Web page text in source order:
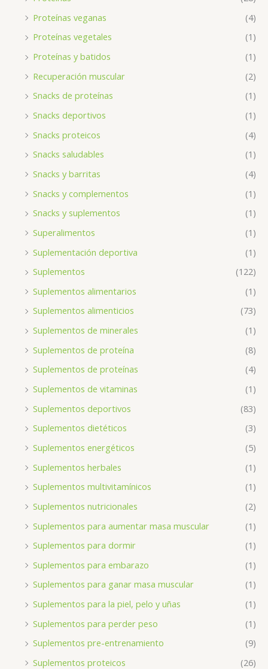
Proteínas veganas
(4)
Proteínas vegetales
(1)
Proteínas y batidos
(1)
Recuperación muscular
(2)
Snacks de proteínas
(1)
Snacks deportivos
(1)
Snacks proteicos
(4)
Snacks saludables
(1)
Snacks y barritas
(4)
Snacks y complementos
(1)
Snacks y suplementos
(1)
Superalimentos
(1)
Suplementación deportiva
(1)
Suplementos
(122)
Suplementos alimentarios
(1)
Suplementos alimenticios
(73)
Suplementos de minerales
(1)
Suplementos de proteína
(8)
Suplementos de proteínas
(4)
Suplementos de vitaminas
(1)
Suplementos deportivos
(83)
Suplementos dietéticos
(3)
Suplementos energéticos
(5)
Suplementos herbales
(1)
Suplementos multivitamínicos
(1)
Suplementos nutricionales
(2)
Suplementos para aumentar masa muscular
(1)
Suplementos para dormir
(1)
Suplementos para embarazo
(1)
Suplementos para ganar masa muscular
(1)
Suplementos para la piel, pelo y uñas
(1)
Suplementos para perder peso
(1)
Suplementos pre-entrenamiento
(9)
Suplementos proteicos
(26)